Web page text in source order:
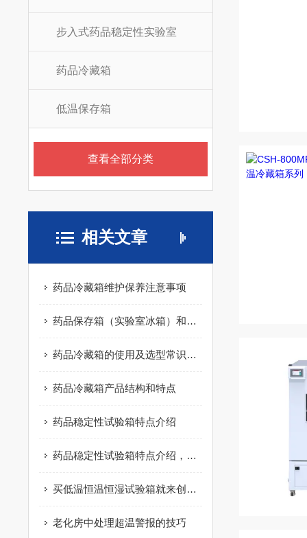
步入式药品稳定性实验室
药品冷藏箱
低温保存箱
查看全部分类
相关文章
药品冷藏箱维护保养注意事项
药品保存箱（实验室冰箱）和家用冰箱的区别
药品冷藏箱的使用及选型常识解析
药品冷藏箱产品结构和特点
药品稳定性试验箱特点介绍
药品稳定性试验箱特点介绍，哪里有药品稳定性试验箱
买低温恒温恒湿试验箱就来创测科技
老化房中处理超温警报的技巧